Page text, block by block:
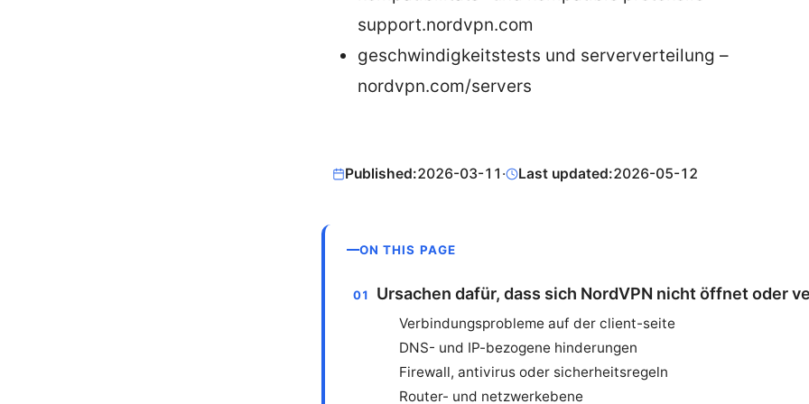
support.nordvpn.com
geschwindigkeitstests und serververteilung –
nordvpn.com/servers
Published:2026-03-11 · Last updated:2026-05-12
ON THIS PAGE
Ursachen dafür, dass sich NordVPN nicht öffnet oder
Verbindungsprobleme auf der client-seite
DNS- und IP-bezogene hinderungen
Firewall, antivirus oder sicherheitsregeln
Router- und netzwerkebene